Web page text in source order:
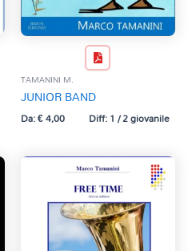
TAMANINI M.
JUNIOR BAND
Da:€4,00 Diff: 1 / 2 giovanile